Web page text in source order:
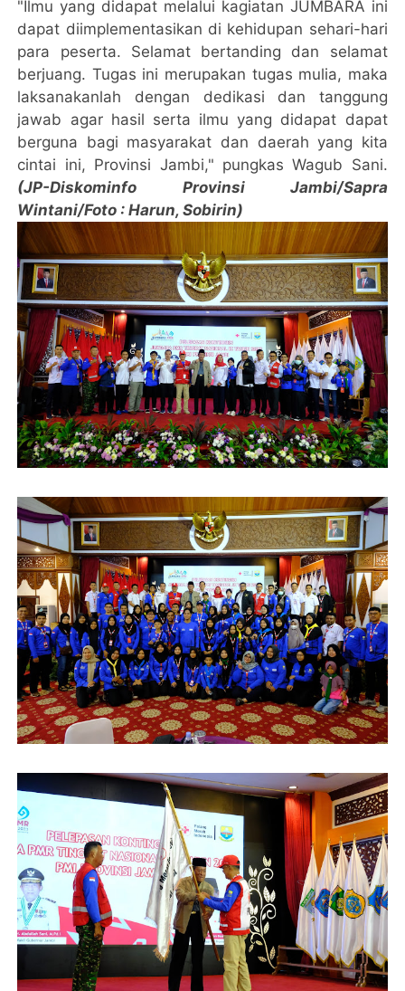
"Ilmu yang didapat melalui kagiatan JUMBARA ini
dapat diimplementasikan di kehidupan sehari-hari
para peserta. Selamat bertanding dan selamat
berjuang. Tugas ini merupakan tugas mulia, maka
laksanakanlah dengan dedikasi dan tanggung
jawab agar hasil serta ilmu yang didapat dapat
berguna bagi masyarakat dan daerah yang kita
cintai ini, Provinsi Jambi," pungkas Wagub Sani.
(JP-Diskominfo Provinsi Jambi/Sapra
Wintani/Foto : Harun, Sobirin)